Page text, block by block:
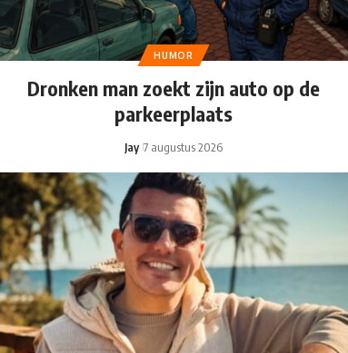
HUMOR
Dronken man zoekt zijn auto op de
parkeerplaats
Jay 7 augustus 2026